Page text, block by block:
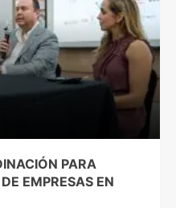
PARA
EMPRESAS EN